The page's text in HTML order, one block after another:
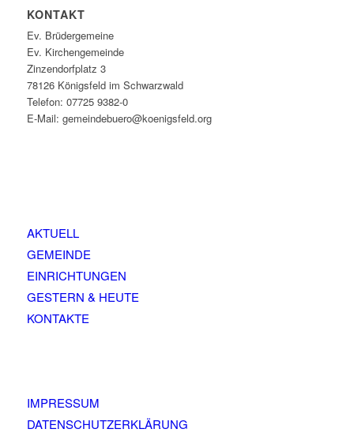
KONTAKT
Ev. Brüdergemeine
Ev. Kirchengemeinde
Zinzendorfplatz 3
78126 Königsfeld im Schwarzwald
Telefon: 07725 9382-0
E-Mail: gemeindebuero@koenigsfeld.org
AKTUELL
GEMEINDE
EINRICHTUNGEN
GESTERN & HEUTE
KONTAKTE
IMPRESSUM
DATENSCHUTZERKLÄRUNG